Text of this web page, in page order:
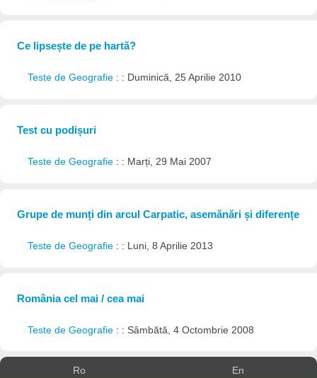
Ce lipsește de pe hartă?
Teste de Geografie : : Duminică, 25 Aprilie 2010
Test cu podișuri
Teste de Geografie : : Marți, 29 Mai 2007
Grupe de munți din arcul Carpatic, asemănări și diferențe
Teste de Geografie : : Luni, 8 Aprilie 2013
România cel mai / cea mai
Teste de Geografie : : Sâmbătă, 4 Octombrie 2008
Ro En